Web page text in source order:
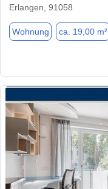
Erlangen, 91058
Wohnung ca. 19,00 m²